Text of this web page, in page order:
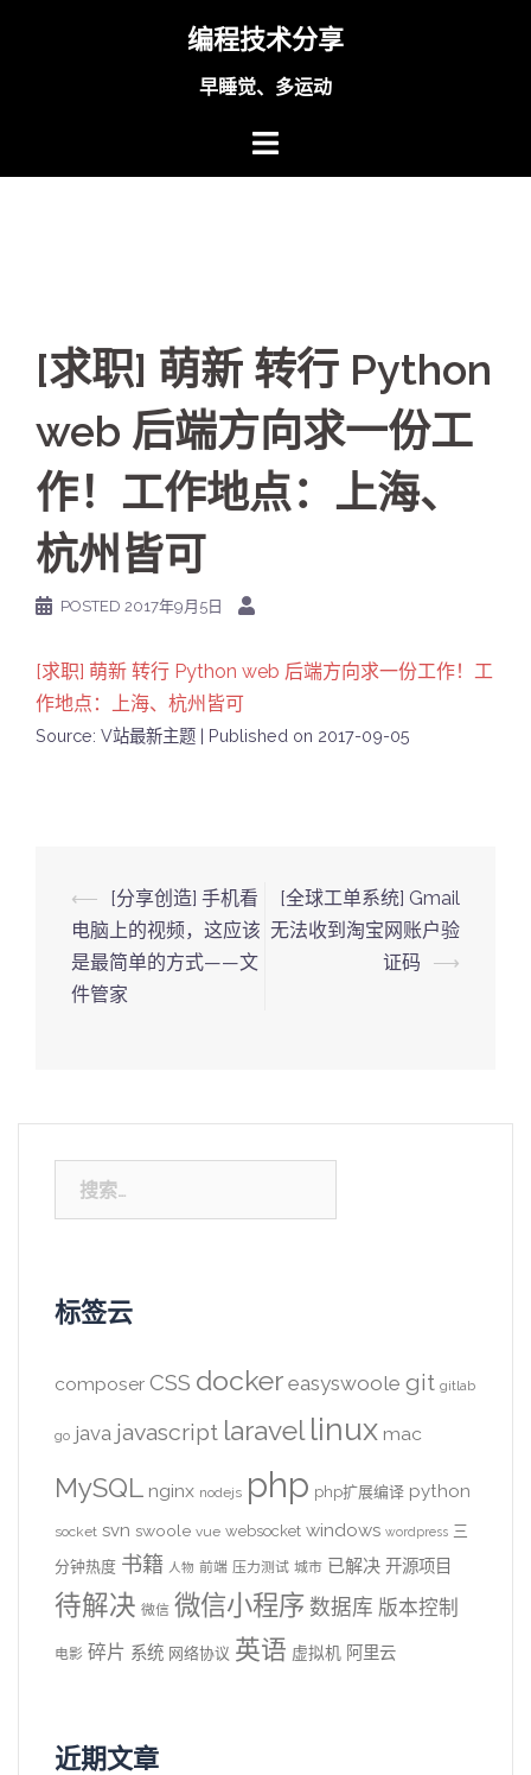
编程技术分享
早睡觉、多运动
[求职] 萌新 转行 Python
web 后端方向求一份工
作！工作地点：上海、
杭州皆可
POSTED 2017年9月5日
[求职] 萌新 转行 Python web 后端方向求一份工作！工
作地点：上海、杭州皆可
Source: V站最新主题 Published on 2017-09-05
Post
navigation
⟵
[分享创造] 手机看
电脑上的视频，这应该
是最简单的方式——文
件管家
[全球工单系统] Gmail
无法收到淘宝网账户验
证码
⟶
索：
标签云
composer CSS docker easyswoole git gitlab
go java javascript laravel linux mac
MySQL nginx nodejs php php扩展编译 python
socket svn swoole vue websocket windows wordpress 三
分钟热度 书籍 人物 前端 压力测试 城市 已解决 开源项目
待解决 微信 微信小程序 数据库 版本控制
电影 碎片 系统 网络协议 英语 虚拟机 阿里云
近期文章